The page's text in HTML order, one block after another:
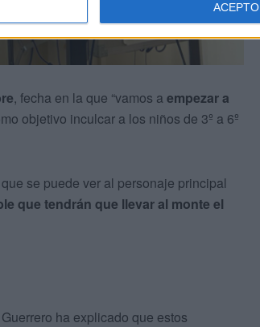
ACEPTO
, fecha en la que “vamos a empezar a
objetivo inculcar a los niños de 3º a 6º
se puede ver al personaje principal
que tendrán que llevar al monte el
ha explicado que estos